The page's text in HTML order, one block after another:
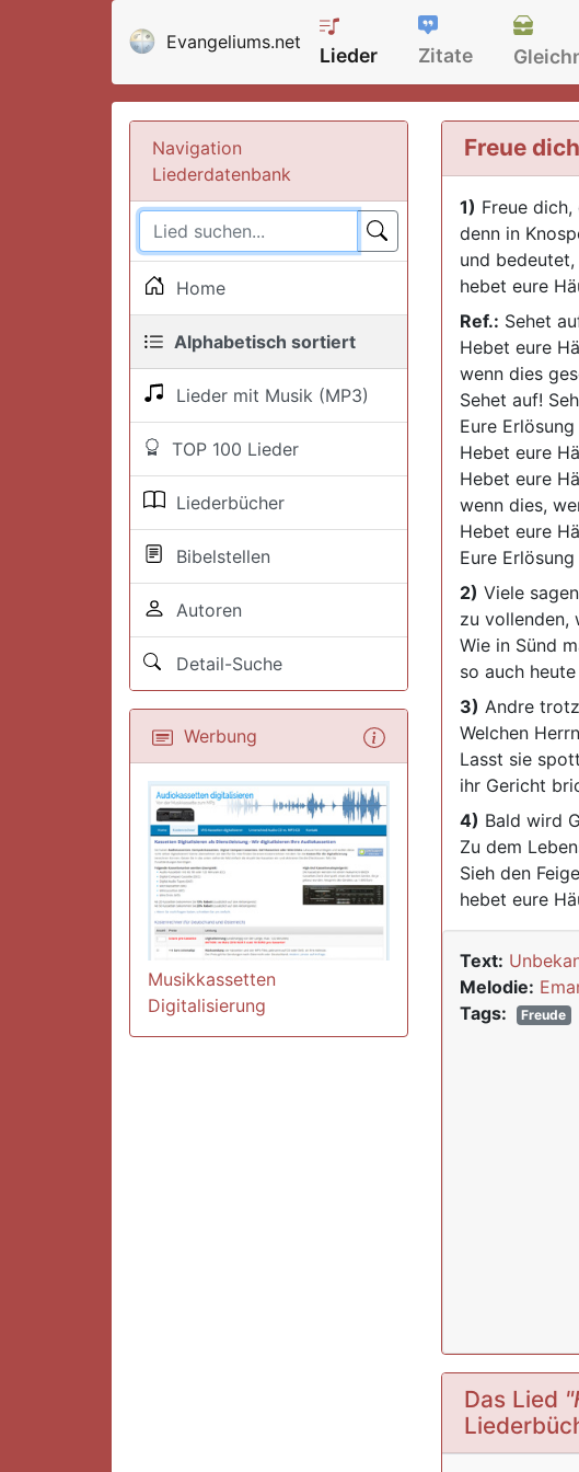
Evangeliums.net
Lieder Zitate
Navigation
Liederdatenbank
Home
Alphabetisch sortiert
Lieder mit Musik (MP3)
TOP 100 Lieder
Liederbücher
Bibelstellen
Autoren
Detail-Suche
Werbung
Musikkassetten
Digitalisierung
Freue
1) Freue
denn in
und
hebet eure
Ref.: Sehet
Hebet eure
wenn dies
Sehet auf!
Eure
Hebet eure
Hebet eure
wenn dies,
Hebet eure
Eure
2) Viele
zu vollenden,
Wie in Sünd
so auch
3) Andre
Welchen
Lasst sie
ihr Gericht
4) Bald wird
Zu dem
Sieh den
hebet eure
Text:
Melodie:
Tags:
Freude
Das Lied